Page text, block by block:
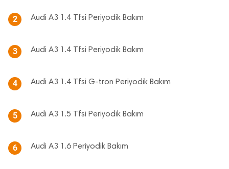
2 Audi A3 1.4 Tfsi Periyodik Bakım
3 Audi A3 1.4 Tfsi Periyodik Bakım
4 Audi A3 1.4 Tfsi G-tron Periyodik Bakım
5 Audi A3 1.5 Tfsi Periyodik Bakım
6 Audi A3 1.6 Periyodik Bakım